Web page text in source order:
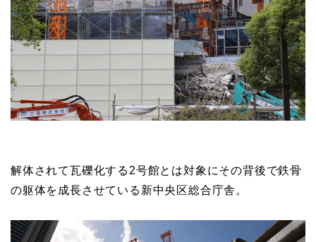
解体されて瓦礫化する2号館とは対象にその背後で鉄骨
の躯体を成長させている新中央区総合庁舎。